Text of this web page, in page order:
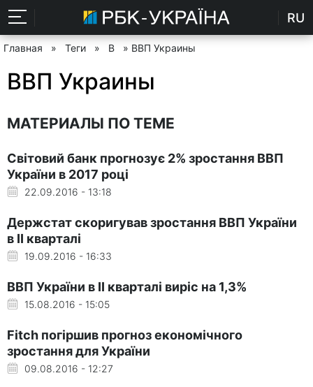
RU
Главная » Теги » В » ВВП Украины
ВВП Украины
МАТЕРИАЛЫ ПО ТЕМЕ
Світовий банк прогнозує 2% зростання ВВП
України в 2017 році
22.09.2016 - 13:18
Держстат скоригував зростання ВВП України
в II кварталі
19.09.2016 - 16:33
ВВП України в II кварталі виріс на 1,3%
15.08.2016 - 15:05
Fitch погіршив прогноз економічного
зростання для України
09.08.2016 - 12:27